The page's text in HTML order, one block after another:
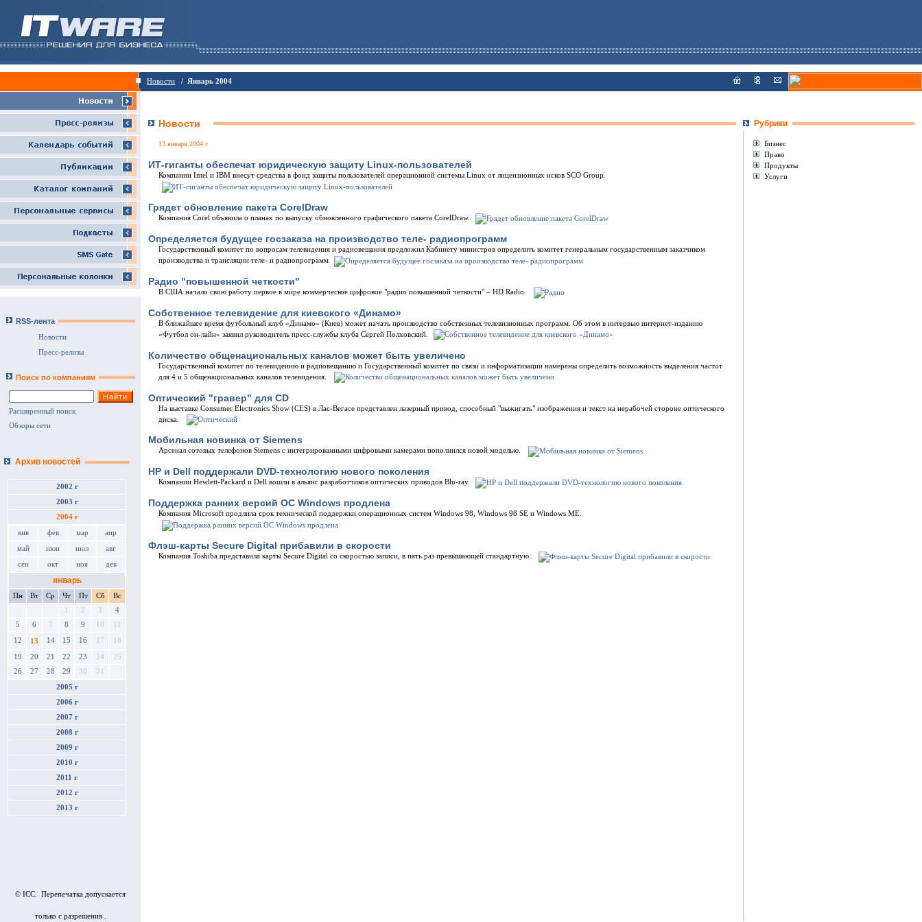
Новости / Январь 2004
RSS-лента
Новости
Пресс-релизы
Поиск по компаниям
Расширенный поиск
Обзоры сети
Архив новостей
2002 г
2003 г
2004 г
янв фев мар апр
май июн июл авг
сен окт ноя дек
январь
Пн Вт Ср Чт Пт Сб
Вс
1
2 3
4
5
6 7 8 9 10 11
12 13 14 15 16 17 18
19 20 21 22 23 24
25
26
27 28 29 30 31
2005 г
2006 г
2007 г
2008 г
2009 г
2010 г
2011 г
2012 г
2013 г
© ICC. Перепечатка допускается
только с разрешения .
Новости Рубрики
Бизнес
Право
Продукты
Услуги
13 января 2004 г
ИТ-гиганты обеспечат юридическую защиту Linux-пользователей
Компании Intel и IBM внесут средства в фонд защиты пользователей операционной системы Linux от лицензионных исков SCO Group.
Грядет обновление пакета CorelDraw
Компания Corel объявила о планах по выпуску обновленного графического пакета CorelDraw.
Определяется будущее госзаказа на производство теле- радиопрограмм
Государственный комитет по вопросам телевидения и радиовещания предложил Кабинету министров определить комитет генеральным государственным заказчиком
производства и трансляции теле- и радиопрограмм
Радио "повышенной четкости"
В США начало свою работу первое в мире коммерческое цифровое "радио повышенной четкости" – HD Radio.
Собственное телевидение для киевского «Динамо»
В ближайшее время футбольный клуб «Динамо» (Киев) может начать производство собственных телевизионных программ. Об этом в интервью интернет-изданию
«Футбол он-лайн» заявил руководитель пресс-службы клуба Сергей Полховский.
Количество общенациональных каналов может быть увеличено
Государственный комитет по телевидению и радиовещанию и Государственный комитет по связи и информатизации намерены определить возможность выделения частот
для 4 и 5 общенациональных каналов телевидения.
Оптический "гравер" для CD
На выставке Consumer Electronics Show (CES) в Лас-Вегасе представлен лазерный привод, способный "выжигать" изображения и текст на нерабочей стороне оптического
диска.
Мобильная новинка от Siemens
Арсенал сотовых телефонов Siemens с интегрированными цифровыми камерами пополнился новой моделью.
HP и Dell поддержали DVD-технологию нового поколения
Компании Hewlett-Packard и Dell вошли в альянс разработчиков оптических приводов Blu-ray.
Поддержка ранних версий ОС Windows продлена
Компания Microsoft продлила срок технической поддержки операционных систем Windows 98, Windows 98 SE и Windows ME.
Флэш-карты Secure Digital прибавили в скорости
Компания Toshiba представила карты Secure Digital со скоростью записи, в пять раз превышающей стандартную.